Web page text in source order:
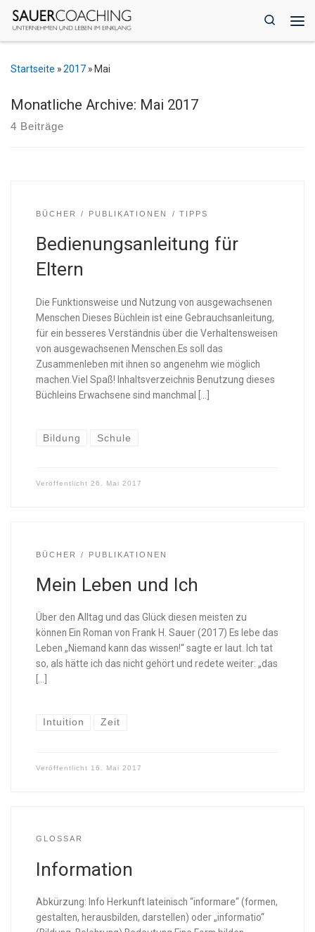
Zum Inhalt springen
Search
Startseite »2017 » Mai
Monatliche Archive: Mai 2017
4 Beiträge
BÜCHER PUBLIKATIONEN TIPPS
Bedienungsanleitung für
Eltern
Die Funktionsweise und Nutzung von ausgewachsenen
Menschen Dieses Büchlein ist eine Gebrauchsanleitung,
für ein besseres Verständnis über die Verhaltensweisen
von ausgewachsenen Menschen.Es soll das
Zusammenleben mit ihnen so angenehm wie möglich
machen.Viel Spaß! Inhaltsverzeichnis Benutzung dieses
Büchleins Erwachsene sind manchmal […]
Bildung Schule
Veröffentlicht 26. Mai 2017
BÜCHER PUBLIKATIONEN
Mein Leben und Ich
Über den Alltag und das Glück diesen meisten zu
können Ein Roman von Frank H. Sauer (2017) Es lebe das
Leben „Niemand kann das wissen!“ sagte er laut. Ich tat
so, als hätte ich das nicht gehört und redete weiter: „das
[…]
Intuition Zeit
Veröffentlicht 16. Mai 2017
GLOSSAR
Information
Abkürzung: Info Herkunft lateinisch “informare“ (formen,
gestalten, herausbilden, darstellen) oder „informatio“